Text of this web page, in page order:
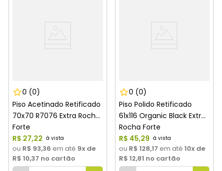
0 (0)
Piso Acetinado Retificado
70x70 R7076 Extra Rocha
Forte
R$ 27,22
ou R$ 93,36 em até 9x de
R$ 10,37 no cartão
0 (0)
Piso Polido Retificado
61x116 Organic Black Extra
Rocha Forte
R$ 45,29
ou R$ 128,17 em até 10x de
R$ 12,81 no cartão